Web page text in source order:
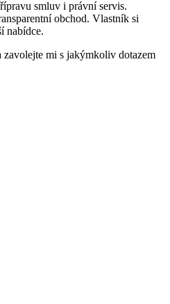
smluv i právní servis.
obchod. Vlastník si
nabídce.
zavolejte mi s jakýmkoliv dotazem